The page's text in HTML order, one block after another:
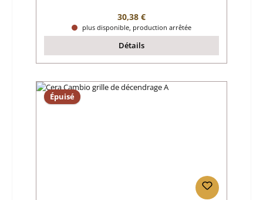
Prix régulier :
30,38 €
plus disponible, production arrêtée
Détails
Épuisé